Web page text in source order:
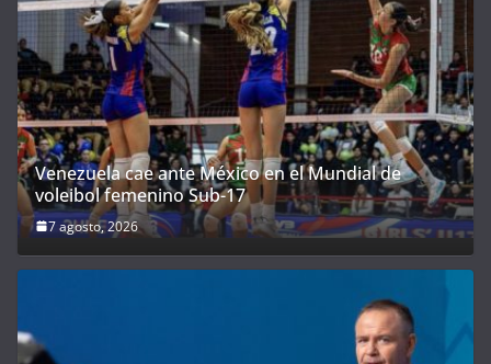
Venezuela cae ante México en el Mundial de
voleibol femenino Sub-17
7 agosto, 2026